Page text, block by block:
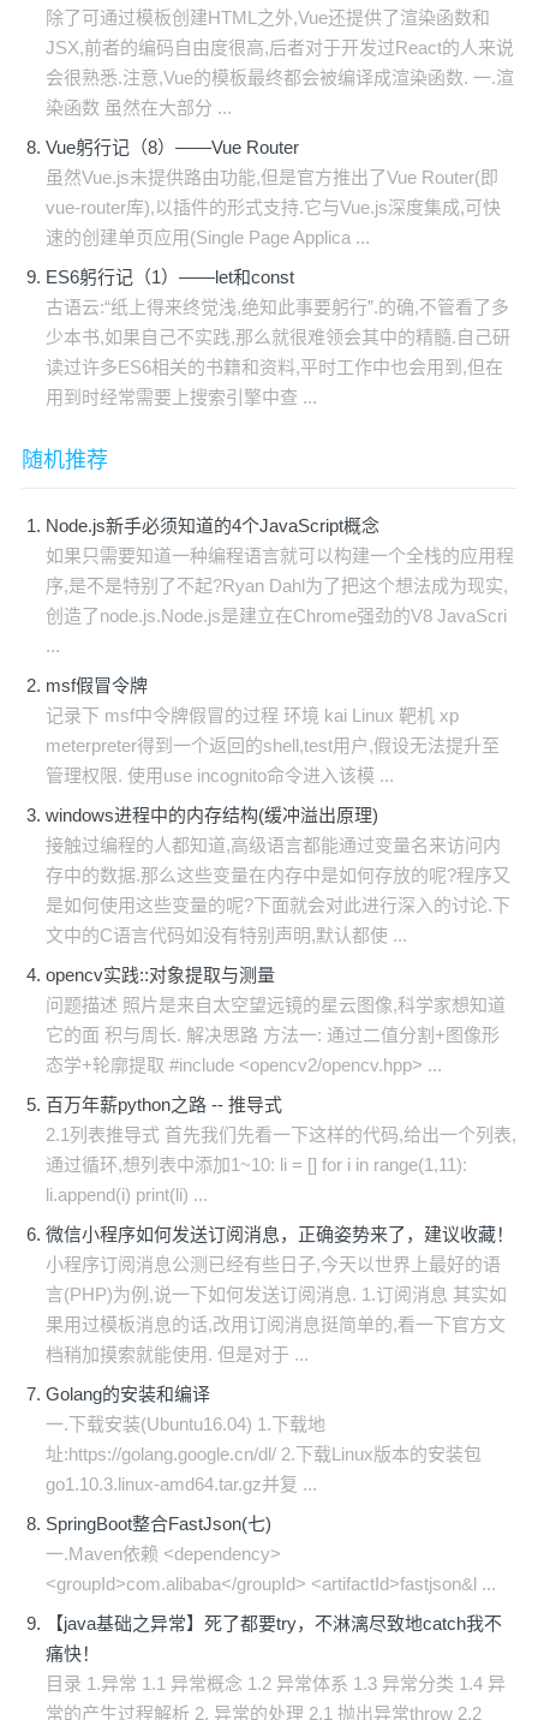
除了可通过模板创建HTML之外,Vue还提供了渲染函数和
JSX,前者的编码自由度很高,后者对于开发过React的人来说
会很熟悉.注意,Vue的模板最终都会被编译成渲染函数. 一.渲
染函数 虽然在大部分 ...
Vue躬行记（8）——Vue Router
虽然Vue.js未提供路由功能,但是官方推出了Vue Router(即
vue-router库),以插件的形式支持.它与Vue.js深度集成,可快
速的创建单页应用(Single Page Applica ...
ES6躬行记（1）——let和const
古语云:“纸上得来终觉浅,绝知此事要躬行”.的确,不管看了多
少本书,如果自己不实践,那么就很难领会其中的精髓.自己研
读过许多ES6相关的书籍和资料,平时工作中也会用到,但在
用到时经常需要上搜索引擎中查 ...
随机推荐
Node.js新手必须知道的4个JavaScript概念
如果只需要知道一种编程语言就可以构建一个全栈的应用程
序,是不是特别了不起?Ryan Dahl为了把这个想法成为现实,
创造了node.js.Node.js是建立在Chrome强劲的V8 JavaScri
...
msf假冒令牌
记录下 msf中令牌假冒的过程 环境 kai Linux 靶机 xp
meterpreter得到一个返回的shell,test用户,假设无法提升至
管理权限. 使用use incognito命令进入该模 ...
windows进程中的内存结构(缓冲溢出原理)
接触过编程的人都知道,高级语言都能通过变量名来访问内
存中的数据.那么这些变量在内存中是如何存放的呢?程序又
是如何使用这些变量的呢?下面就会对此进行深入的讨论.下
文中的C语言代码如没有特别声明,默认都使 ...
opencv实践::对象提取与测量
问题描述 照片是来自太空望远镜的星云图像,科学家想知道
它的面 积与周长. 解决思路 方法一: 通过二值分割+图像形
态学+轮廓提取 #include <opencv2/opencv.hpp> ...
百万年薪python之路 -- 推导式
2.1列表推导式 首先我们先看一下这样的代码,给出一个列表,
通过循环,想列表中添加1~10: li = [] for i in range(1,11):
li.append(i) print(li) ...
微信小程序如何发送订阅消息，正确姿势来了，建议收藏！
小程序订阅消息公测已经有些日子,今天以世界上最好的语
言(PHP)为例,说一下如何发送订阅消息. 1.订阅消息 其实如
果用过模板消息的话,改用订阅消息挺简单的,看一下官方文
档稍加摸索就能使用. 但是对于 ...
Golang的安装和编译
一.下载安装(Ubuntu16.04) 1.下载地
址:https://golang.google.cn/dl/ 2.下载Linux版本的安装包
go1.10.3.linux-amd64.tar.gz并复 ...
SpringBoot整合FastJson(七)
一.Maven依赖 <dependency>
<groupId>com.alibaba</groupId> <artifactId>fastjson&l ...
【java基础之异常】死了都要try，不淋漓尽致地catch我不
痛快！
目录 1.异常 1.1 异常概念 1.2 异常体系 1.3 异常分类 1.4 异
常的产生过程解析 2. 异常的处理 2.1 抛出异常throw 2.2